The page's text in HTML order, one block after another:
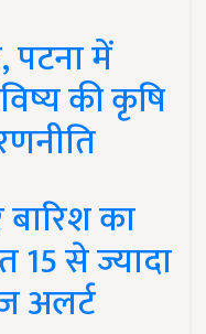
पटना में
की कृषि
का
15 से ज्यादा
अलर्ट